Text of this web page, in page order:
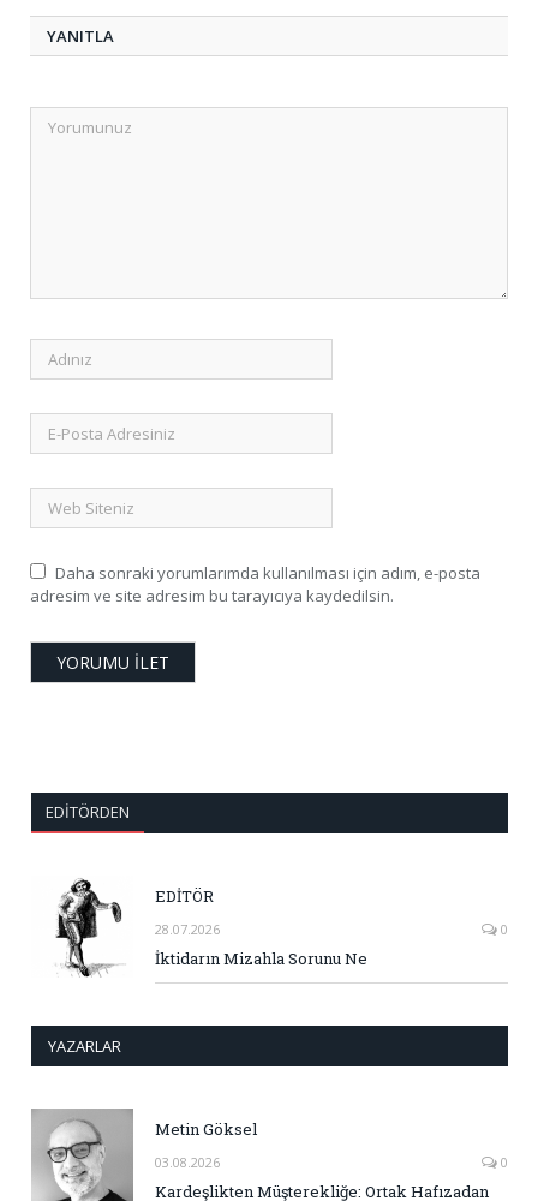
YANITLA
Daha sonraki yorumlarımda kullanılması için adım, e-posta
adresim ve site adresim bu tarayıcıya kaydedilsin.
EDITÖRDEN
EDİTÖR
28.07.2026 0
İktidarın Mizahla Sorunu Ne
YAZARLAR
Metin Göksel
03.08.2026 0
Kardeşlikten Müşterekliğe: Ortak Hafızadan